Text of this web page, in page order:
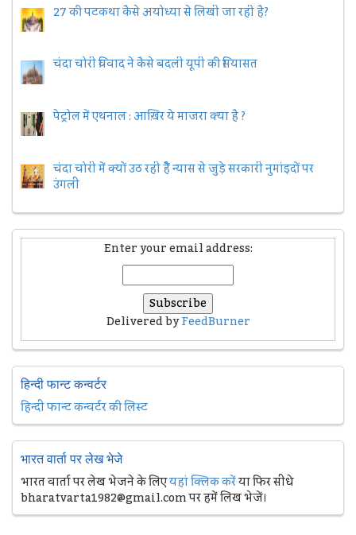
27 की पटकथा कैसे अयोध्या से लिखी जा रही है?
चंदा चोरी विवाद ने कैसे बदली यूपी की सियासत
पेट्रोल में एथनाल : आख़िर ये माजरा क्या है ?
चंदा चोरी में क्यों उठ रही हैैं न्यास से जुड़े सरकारी नुमांइदों पर
उंगली
Enter your email address:
Delivered byFeedBurner
हिन्दी फान्ट कन्वर्टर
हिन्दी फान्ट कन्वर्टर की लिस्ट
भारत वार्ता पर लेख भेजे
भारत वार्ता पर लेख भेजने के लिएयहां क्लिक करेंया फिर सीधे
bharatvarta1982@gmail.com पर हमें लिख भेजें।